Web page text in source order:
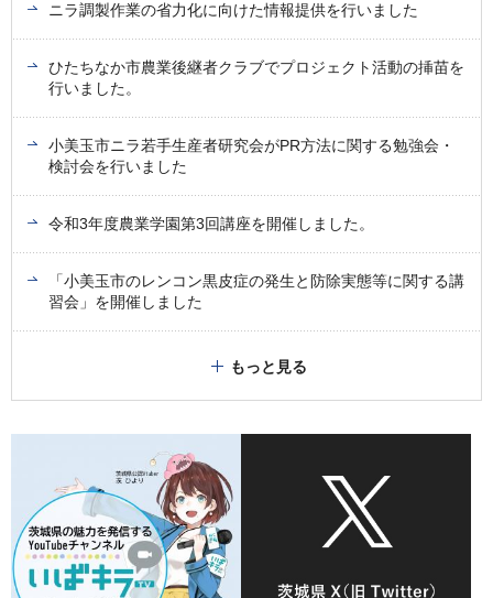
ニラ調製作業の省力化に向けた情報提供を行いました
ひたちなか市農業後継者クラブでプロジェクト活動の挿苗を
行いました。
小美玉市ニラ若手生産者研究会がPR方法に関する勉強会・
検討会を行いました
令和3年度農業学園第3回講座を開催しました。
「小美玉市のレンコン黒皮症の発生と防除実態等に関する講
習会」を開催しました
もっと見る